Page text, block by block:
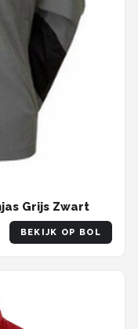
Grijs Zwart
BEKIJK OP BOL